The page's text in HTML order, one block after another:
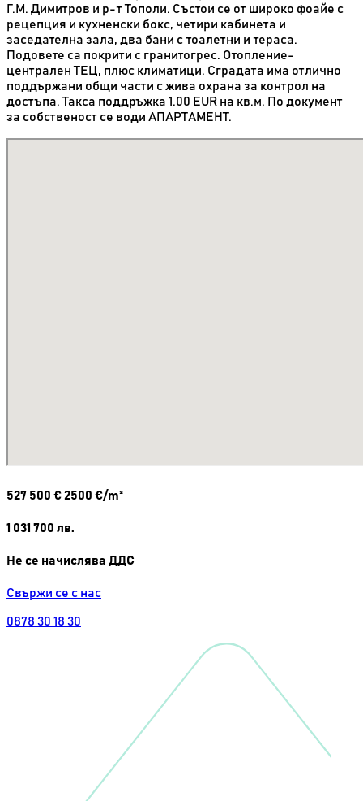
Г.М. Димитров и р-т Тополи. Състои се от широко фоайе с
рецепция и кухненски бокс, четири кабинета и
заседателна зала, два бани с тоалетни и тераса.
Подовете са покрити с гранитогрес. Отопление-
централен ТЕЦ, плюс климатици. Сградата има отлично
поддържани общи части с жива охрана за контрол на
достъпа. Такса поддръжка 1.00 EUR на кв.м. По документ
за собственост се води АПАРТАМЕНТ.
527 500 €2500 €/m²
1 031 700 лв.
Не се начислява ДДС
Свържи се с нас
0878 30 18 30